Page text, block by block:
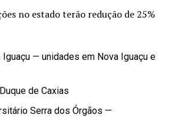
no estado terão redução de 25%
— unidades em Nova Iguaçu e
de Caxias
Serra dos Órgãos —